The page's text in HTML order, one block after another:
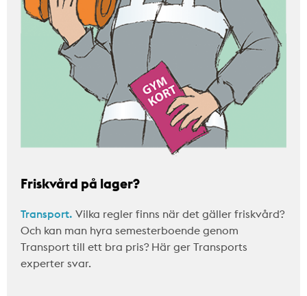
Friskvård på lager?
Transport. Vilka regler finns när det gäller friskvård?
Och kan man hyra semesterboende genom
Transport till ett bra pris? Här ger Transports
experter svar.